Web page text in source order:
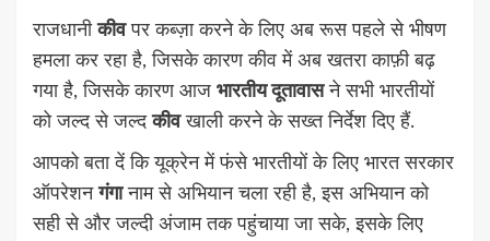
राजधानीकीवपर कब्ज़ा करने के लिए अब रूस पहले से भीषण
हमला कर रहा है, जिसके कारण कीव में अब खतरा काफ़ी बढ़
गया है, जिसके कारण आज भारतीय दूतावासने सभी भारतीयों
को जल्द से जल्दकीवखाली करने के सख्त निर्देश दिए हैं.
आपको बता दें कि यूक्रेन में फंसे भारतीयों के लिए भारत सरकार
ऑपरेशनगंगानाम से अभियान चला रही है, इस अभियान को
सही से और जल्दी अंजाम तक पहुंचाया जा सके, इसके लिए